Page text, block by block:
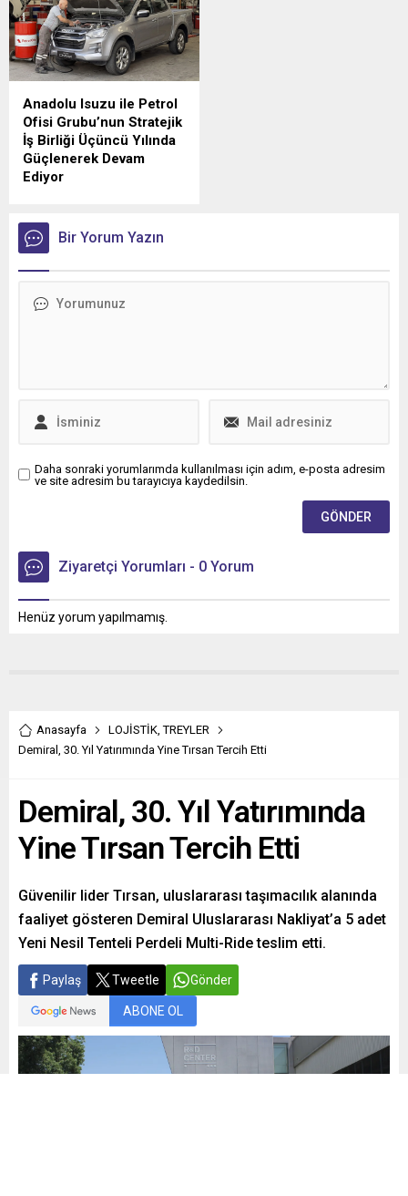
Anadolu Isuzu ile Petrol
Ofisi Grubu’nun Stratejik
İş Birliği Üçüncü Yılında
Güçlenerek Devam
Ediyor
ticari araçlara madeni yağ
tedarikini kapsayan stratejik
iş birliği üçüncü yılına girdi.
Bir Yorum Yazın
Daha sonraki yorumlarımda kullanılması için adım, e-posta adresim
ve site adresim bu tarayıcıya kaydedilsin.
Ziyaretçi Yorumları - 0 Yorum
Henüz yorum yapılmamış.
Anasayfa LOJİSTİK ,TREYLER
Demiral, 30. Yıl Yatırımında Yine Tırsan Tercih Etti
Demiral, 30. Yıl Yatırımında
Yine Tırsan Tercih Etti
Güvenilir lider Tırsan, uluslararası taşımacılık alanında
faaliyet gösteren Demiral Uluslararası Nakliyat’a 5 adet
Yeni Nesil Tenteli Perdeli Multi-Ride teslim etti.
Paylaş Tweetle Gönder
ABONE OL